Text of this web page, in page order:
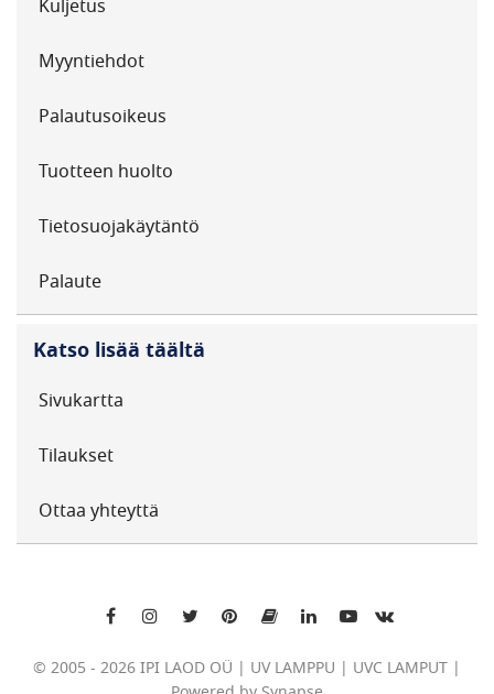
Kuljetus
Myyntiehdot
Palautusoikeus
Tuotteen huolto
Tietosuojakäytäntö
Palaute
Katso lisää täältä
Sivukartta
Tilaukset
Ottaa yhteyttä
© 2005 - 2026 IPI LAOD OÜ | UV LAMPPU | UVC LAMPUT |